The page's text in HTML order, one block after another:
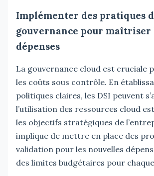
Implémenter des pratiques
gouvernance pour maîtriser
dépenses
La gouvernance cloud est cruciale
les coûts sous contrôle. En
politiques claires, les DSI peuvent
l’utilisation des ressources cloud
les objectifs stratégiques de
implique de mettre en place des
validation pour les nouvelles
des limites budgétaires pour